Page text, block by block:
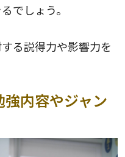
でしょう。
る説得力や影響力を
内容やジャン